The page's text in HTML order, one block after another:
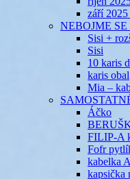
září
NEBOJME
Sisi +
Sisi
10 karis
karis obal
Mia –
Áčko
FILIP-A
Fofr
kabelka
kapsička